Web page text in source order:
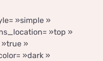
»simple »
»top »
»
»dark »